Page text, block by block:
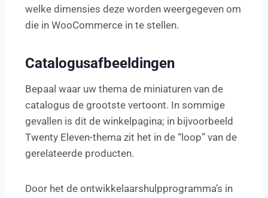
welke dimensies deze worden weergegeven om
die in WooCommerce in te stellen.
Catalogusafbeeldingen
Bepaal waar uw thema de miniaturen van de
catalogus de grootste vertoont. In sommige
gevallen is dit de winkelpagina; in bijvoorbeeld
Twenty Eleven-thema zit het in de “loop” van de
gerelateerde producten.
Door het de ontwikkelaarshulpprogramma’s in